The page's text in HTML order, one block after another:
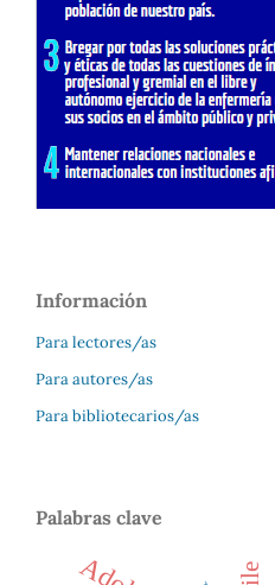
Información
Para lectores/as
Para autores/as
Para bibliotecarios/as
Palabras clave